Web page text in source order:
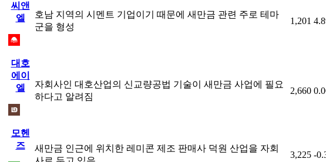
씨앤
엘
호남 지역의 시멘트 기업이기 때문에 새만금 관련 주로 테마
군을 형성
1,201
대호
에이
엘
자회사인 대호산업의 신교량공법 기술이 새만금 사업에 필요
하다고 알려짐
2,660
모헨
즈
새만금 인근에 위치한 레미콘 제조 판매사 덕원 산업을 자회
3,225 -